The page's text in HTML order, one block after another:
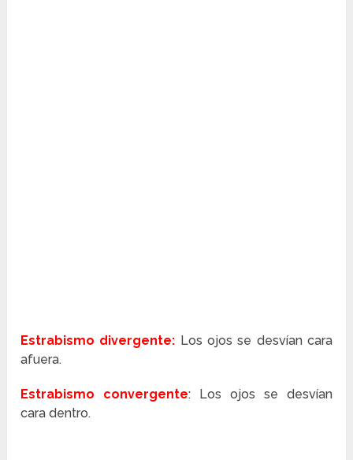
Estrabismo divergente: Los ojos se desvían cara
afuera.
Estrabismo convergente: Los ojos se desvían
cara dentro.